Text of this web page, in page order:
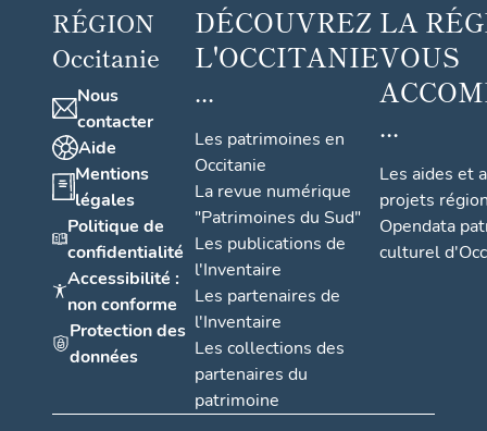
RÉGION
Occitanie
Nous
contacter
Aide
Mentions
légales
Politique de
confidentialité
Accessibilité :
non conforme
Protection des
données
DÉCOUVREZ
L'OCCITANIE
...
Les patrimoines en
Occitanie
La revue numérique
"Patrimoines du Sud"
Les publications de
l'Inventaire
Les partenaires de
l'Inventaire
Les collections des
partenaires du
patrimoine
LA
VOUS
...
Les aides et
projets
Opendata
culturel